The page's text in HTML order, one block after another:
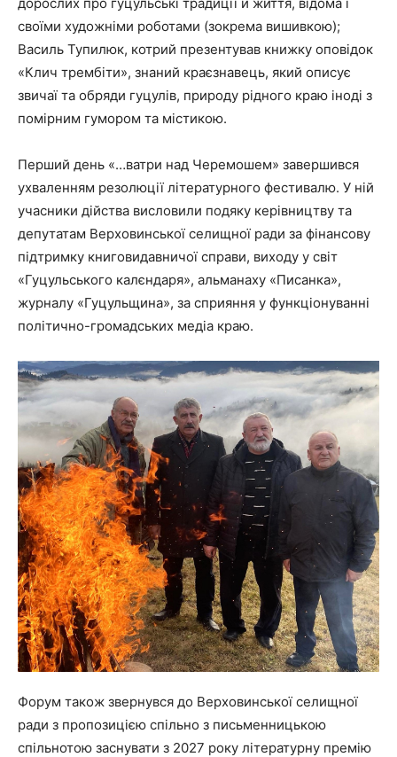
своїми художніми роботами (зокрема вишивкою);
Василь Тупилюк, котрий презентував книжку оповідок
«Клич трембіти», знаний краєзнавець, який описує
звичаї та обряди гуцулів, природу рідного краю іноді з
помірним гумором та містикою.
Перший день «…ватри над Черемошем» завершився
ухваленням резолюції літературного фестивалю. У ній
учасники дійства висловили подяку керівництву та
депутатам Верховинської селищної ради за фінансову
підтримку книговидавничої справи, виходу у світ
«Гуцульського калєндаря», альманаху «Писанка»,
журналу «Гуцульщина», за сприяння у функціонуванні
політично-громадських медіа краю.
Форум також звернувся до Верховинської селищної
ради з пропозицією спільно з письменницькою
спільнотою заснувати з 2027 року літературну премію